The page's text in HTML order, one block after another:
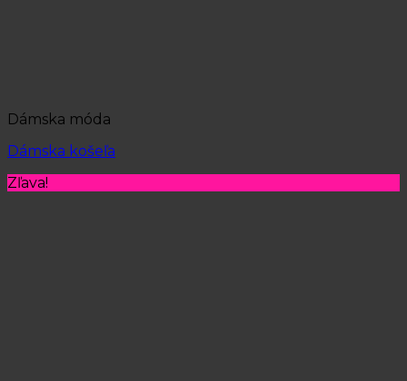
Dámska móda
Dámska košeľa
Zľava!